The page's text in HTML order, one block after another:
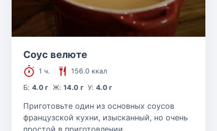
Соус велюте
1 ч.
156.0 ккал
Б:4.0 г Ж: 14.0 г У:4.0 г
Приготовьте один из основных соусов
французской кухни, изысканный, но очень
простой в приготовлении.